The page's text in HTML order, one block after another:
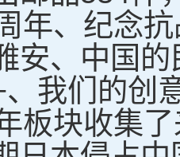
年、纪念
安、中国
我们的创
板块收集